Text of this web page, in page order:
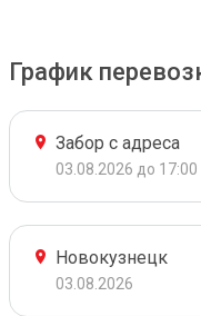
График
Забор с адреса
03.08.2026 до 17:00
Новокузнецк
03.08.2026